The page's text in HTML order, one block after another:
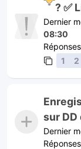
? ✅
Dernier
08:30
1
2
sur DD
Dernier